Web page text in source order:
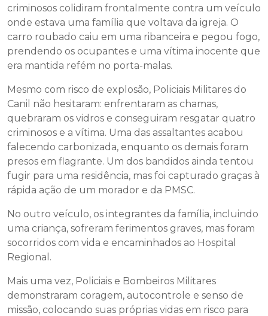
criminosos colidiram frontalmente contra um veículo
onde estava uma família que voltava da igreja. O
carro roubado caiu em uma ribanceira e pegou fogo,
prendendo os ocupantes e uma vítima inocente que
era mantida refém no porta-malas.
Mesmo com risco de explosão, Policiais Militares do
Canil não hesitaram: enfrentaram as chamas,
quebraram os vidros e conseguiram resgatar quatro
criminosos e a vítima. Uma das assaltantes acabou
falecendo carbonizada, enquanto os demais foram
presos em flagrante. Um dos bandidos ainda tentou
fugir para uma residência, mas foi capturado graças à
rápida ação de um morador e da PMSC.
No outro veículo, os integrantes da família, incluindo
uma criança, sofreram ferimentos graves, mas foram
socorridos com vida e encaminhados ao Hospital
Regional.
Mais uma vez, Policiais e Bombeiros Militares
demonstraram coragem, autocontrole e senso de
missão, colocando suas próprias vidas em risco para